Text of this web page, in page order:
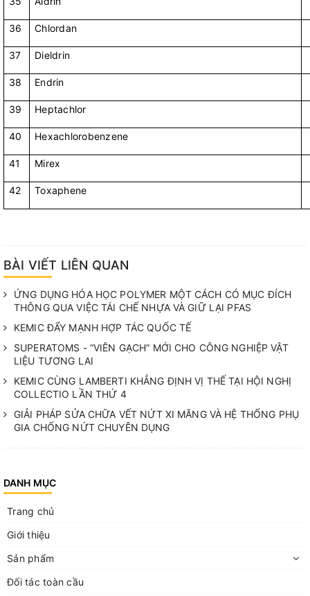
36 Chlordan
37 Dieldrin
38 Endrin
39 Heptachlor
40 Hexachlorobenzene
41 Mirex
42 Toxaphene
BÀI VIẾT LIÊN QUAN
ỨNG DỤNG HÓA HỌC POLYMER MỘT CÁCH CÓ MỤC ĐÍCH
THÔNG QUA VIỆC TÁI CHẾ NHỰA VÀ GIỮ LẠI PFAS
KEMIC ĐẨY MẠNH HỢP TÁC QUỐC TẾ
SUPERATOMS - “VIÊN GẠCH” MỚI CHO CÔNG NGHIỆP VẬT
LIỆU TƯƠNG LAI
KEMIC CÙNG LAMBERTI KHẲNG ĐỊNH VỊ THẾ TẠI HỘI NGHỊ
COLLECTIO LẦN THỨ 4
GIẢI PHÁP SỬA CHỮA VẾT NỨT XI MĂNG VÀ HỆ THỐNG PHỤ
GIA CHỐNG NỨT CHUYÊN DỤNG
DANH MỤC
Trang chủ
Giới thiệu
Sản phẩm
Đối tác toàn cầu